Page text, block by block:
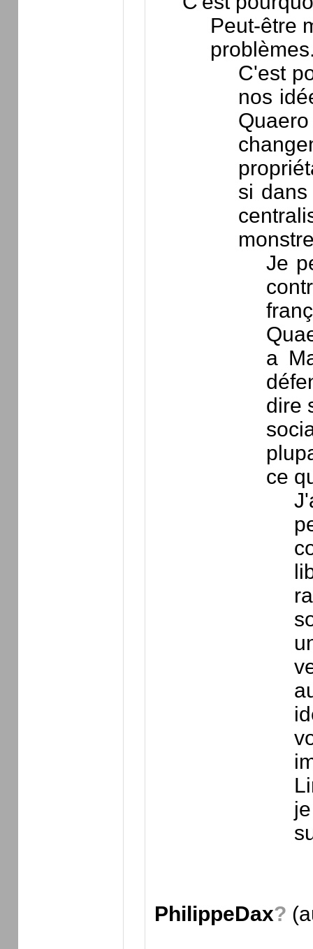
Peut-être
C'est
nos
si
Je
a
dire
ce
PhilippeDax?